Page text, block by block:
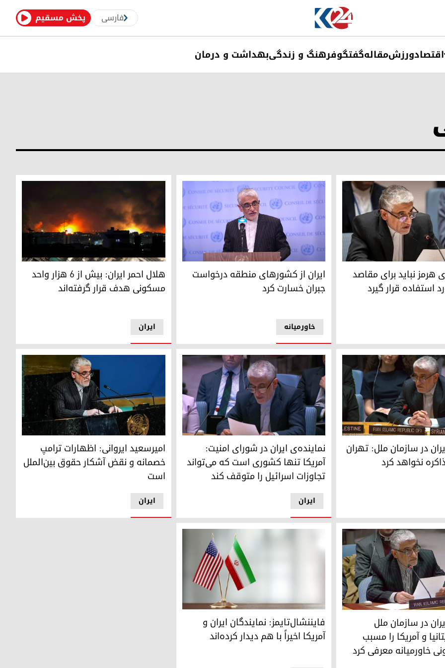
پخش مسقیم فارسی
اقتصادورزشمقالهگفتگوفرهنگ و زندگیبهداشت و درمان
رئیس‌جمهور آمریکا
نماینده‌ی ایران در سازمان ملل متحد
هرمز نباید برای مقاصد
استفاده قرار گیرد
امیر سعید ایروانی، سفیر و نماینده‌ی ایران در سازمان ملل متحد
خاورمیانه
ایران از کشورهای منطقه‌ درخواست
جبران خسارت کرد
هلال احمر ایران: بیش از ۶ هزار واحد مسکونی هدف قرار گرفته‌اند
ایران
هلال احمر ایران: بیش از ۶ هزار واحد
مسکونی هدف قرار گرفته‌اند
در سازمان ملل: تهران
نخواهد کرد
امیر سعید ایروانی، نماینده‌ی دائم ایران در سازمان ملل
ایران
نماینده‌ی ایران در شورای امنیت:
آمریکا تنها کشوری است که می‌تواند
تجاوزات اسرائیل را متوقف کند
سعید ایراونی، نماینده‌ی ایران در سازمان ملل
ایران
امیرسعید ایروانی: اظهارات ترامپ
خصمانه و نقض آشکار حقوق بین‌الملل
است
نماینده‌ی ایران در سازمان ملل متحد
در سازمان ملل
و آمریکا را مسبب
خاورمیانه معرفی کرد
فایننشال‌تایمز: نمایندگان ایران و آمریکا اخیراً با هم دیدار کرده‌اند
فایننشال‌تایمز: نمایندگان ایران و
آمریکا اخیراً با هم دیدار کرده‌اند